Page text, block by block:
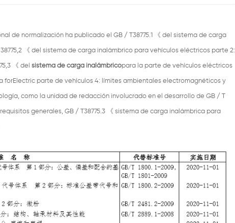
de normalización ha publicado el GB / T38775.1 《 del sistema de carga
《 del sistema de carga inalámbrico para vehículos eléctricos parte 2:
《 del sistema de carga inalámbricopara la parte de vehículos eléctricos
forElectric parte de vehículos 4: límites ambientales electromagnéticos y
como la unidad de redacción involucrado en el desarrollo de GB / T
generales, GB / T38775.3 《 sistema de carga inalámbrica para